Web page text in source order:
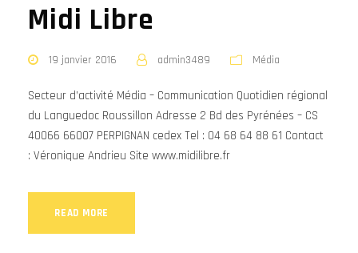
Midi Libre
19 janvier 2016 admin3489 Média
Secteur d’activité Média – Communication Quotidien régional
du Languedoc Roussillon Adresse 2 Bd des Pyrénées – CS
40066 66007 PERPIGNAN cedex Tel : 04 68 64 88 61 Contact
: Véronique Andrieu Site www.midilibre.fr
READ MORE